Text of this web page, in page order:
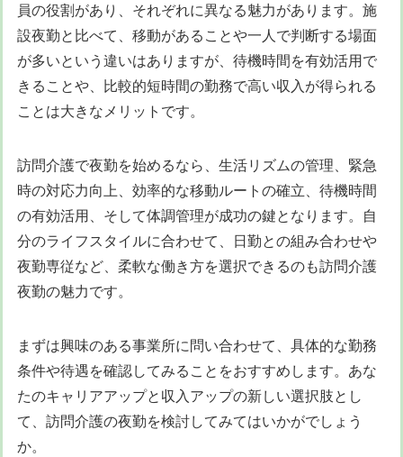
員の役割があり、それぞれに異なる魅力があります。施
設夜勤と比べて、移動があることや一人で判断する場面
が多いという違いはありますが、待機時間を有効活用で
きることや、比較的短時間の勤務で高い収入が得られる
ことは大きなメリットです。
訪問介護で夜勤を始めるなら、生活リズムの管理、緊急
時の対応力向上、効率的な移動ルートの確立、待機時間
の有効活用、そして体調管理が成功の鍵となります。自
分のライフスタイルに合わせて、日勤との組み合わせや
夜勤専従など、柔軟な働き方を選択できるのも訪問介護
夜勤の魅力です。
まずは興味のある事業所に問い合わせて、具体的な勤務
条件や待遇を確認してみることをおすすめします。あな
たのキャリアアップと収入アップの新しい選択肢とし
て、訪問介護の夜勤を検討してみてはいかがでしょう
か。